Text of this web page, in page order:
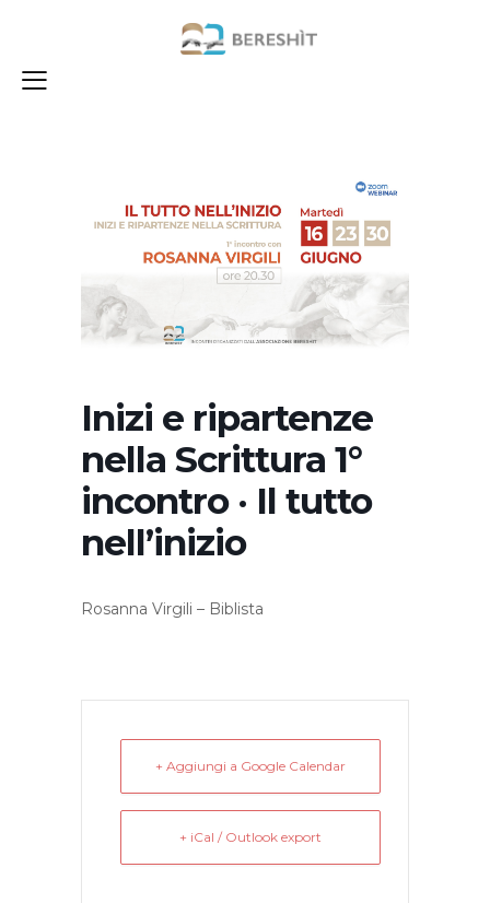
Inizi e ripartenze
nella Scrittura 1°
incontro · Il tutto
nell’inizio
Rosanna Virgili – Biblista
+ Aggiungi a Google Calendar
+ iCal / Outlook export